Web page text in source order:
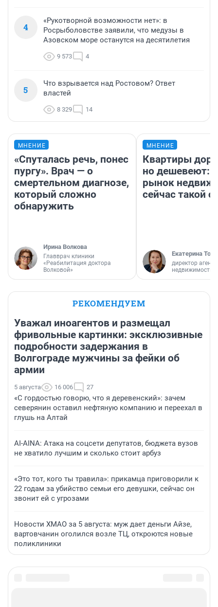
4
«Рукотворной возможности нет»: в
Росрыболовстве заявили, что медузы в
Азовском море останутся на десятилетия
9 573 4
5
Что взрывается над Ростовом? Ответ
властей
8 329 14
МНЕНИЕ
«Спуталась речь, понес
пургу». Врач — о
смертельном диагнозе,
который сложно
обнаружить
Ирина Волкова
Главврач клиники
«Реабилитация доктора
Волковой»
МНЕНИЕ
Квартиры
но дешевеют:
рынок
сейчас такой
Екатерина
директор
недвижимости
РЕКОМЕНДУЕМ
Уважал иноагентов и размещал
фривольные картинки: эксклюзивные
подробности задержания в
Волгограде мужчины за фейки об
армии
5 августа 16 006 27
«С гордостью говорю, что я деревенский»: зачем
северянин оставил нефтяную компанию и переехал в
глушь на Алтай
AI-AINA: Атака на соцсети депутатов, бюджета вузов
не хватило лучшим и сколько стоит арбуз
«Это тот, кого ты травила»: прикамца приговорили к
22 годам за убийство семьи его девушки, сейчас он
звонит ей с угрозами
Новости ХМАО за 5 августа: муж дает деньги Айзе,
вартовчанин оголился возле ТЦ, откроются новые
поликлиники